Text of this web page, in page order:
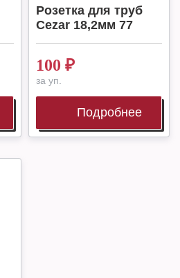
Розетка для труб
Cezar 18,2мм 77
100 ₽
за уп.
Подробнее